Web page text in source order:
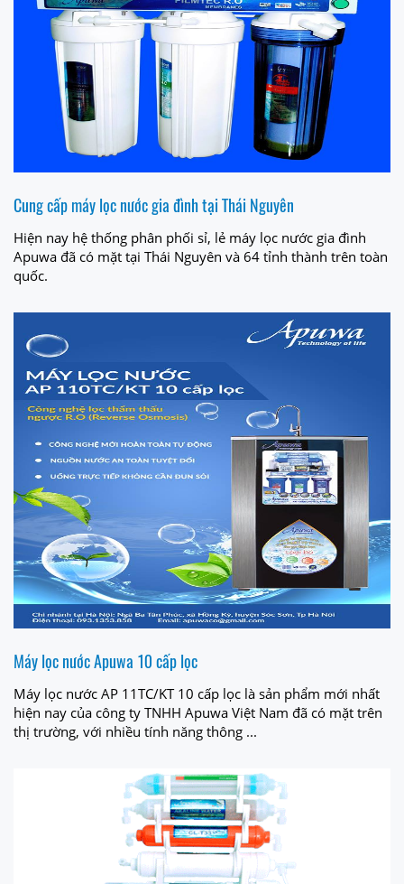
Cung cấp máy lọc nước gia đình tại Thái Nguyên
Hiện nay hệ thống phân phối sỉ, lẻ máy lọc nước gia đình
Apuwa đã có mặt tại Thái Nguyên và 64 tỉnh thành trên toàn
quốc.
Máy lọc nước Apuwa 10 cấp lọc
Máy lọc nước AP 11TC/KT 10 cấp lọc là sản phẩm mới nhất
hiện nay của công ty TNHH Apuwa Việt Nam đã có mặt trên
thị trường, với nhiều tính năng thông ...